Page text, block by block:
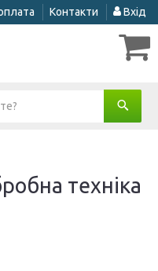
Контакти Вхід
техніка